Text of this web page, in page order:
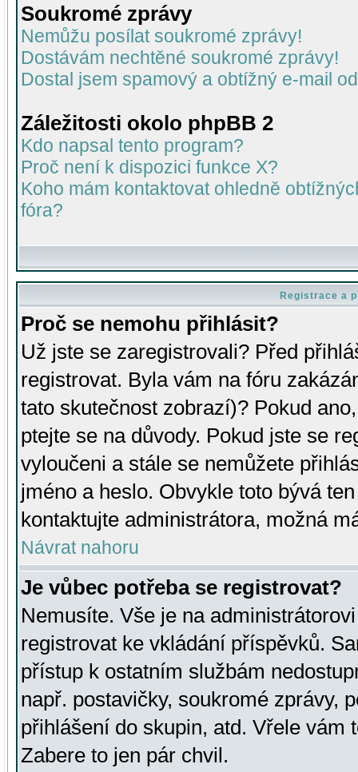
Soukromé zprávy
Nemůžu posílat soukromé zprávy!
Dostávám nechtěné soukromé zprávy!
Dostal jsem spamový a obtížný e-mail
Záležitosti okolo phpBB 2
Kdo napsal tento program?
Proč není k dispozici funkce X?
Koho mám kontaktovat ohledně
fóra?
Registrace a
Proč se nemohu přihlásit?
Už jste se zaregistrovali? Před
registrovat. Byla vám na fóru
tato skutečnost zobrazí)? Pokud
ptejte se na důvody. Pokud jste se
vyloučeni a stále se nemůžete
jméno a heslo. Obvykle toto bývá
kontaktujte administrátora, možná
Návrat nahoru
Je vůbec potřeba se registrovat?
Nemusíte. Vše je na
registrovat ke vkládání příspěvků.
přístup k ostatním službám
např. postavičky, soukromé zprávy,
přihlášení do skupin, atd. Vřele vám
Zabere to jen pár chvil.